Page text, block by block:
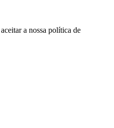
a nossa política de